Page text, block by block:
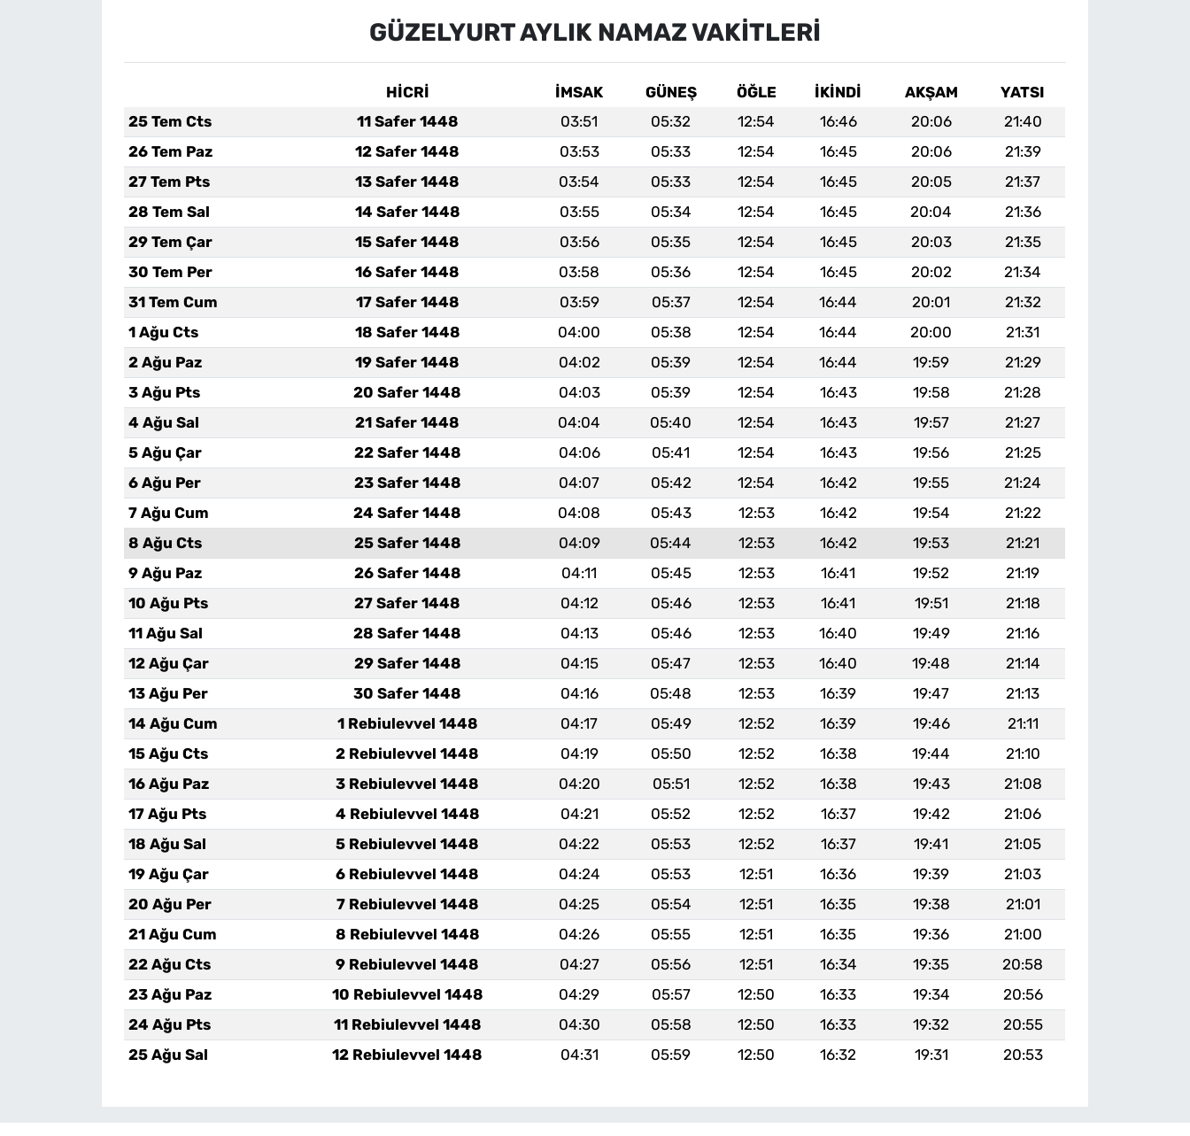
GÜZELYURT AYLIK NAMAZ VAKITLERI
HİCRİ İMSAK GÜNEŞ ÖĞLE İKINDI AKŞAM
YATSI
25 Tem Cts
11 Safer 1448 03:51 05:32 12:54 16:46 20:06
21:40
26 Tem Paz
12 Safer 1448 03:53 05:33 12:54 16:45 20:06
21:39
27 Tem Pts
13 Safer 1448 03:54 05:33 12:54 16:45 20:05
21:37
28 Tem Sal
14 Safer 1448 03:55 05:34 12:54 16:45 20:04
21:36
29 Tem Çar
15 Safer 1448 03:56 05:35 12:54 16:45 20:03
21:35
30 Tem Per
16 Safer 1448 03:58 05:36 12:54 16:45 20:02
21:34
31 Tem Cum
17 Safer 1448 03:59 05:37 12:54 16:44 20:01
21:32
1 Ağu Cts
18 Safer 1448 04:00 05:38 12:54 16:44 20:00
21:31
2 Ağu Paz
19 Safer 1448 04:02 05:39 12:54 16:44 19:59
21:29
3 Ağu Pts
20 Safer 1448 04:03 05:39 12:54 16:43 19:58
21:28
4 Ağu Sal
21 Safer 1448 04:04 05:40 12:54 16:43 19:57
21:27
5 Ağu Çar
22 Safer 1448 04:06 05:41 12:54 16:43 19:56
21:25
6 Ağu Per
23 Safer 1448 04:07 05:42 12:54 16:42 19:55
21:24
7 Ağu Cum
24 Safer 1448 04:08 05:43 12:53 16:42 19:54
21:22
8 Ağu Cts
25 Safer 1448 04:09 05:44 12:53 16:42 19:53
21:21
9 Ağu Paz
26 Safer 1448 04:11 05:45 12:53 16:41 19:52
21:19
10 Ağu Pts
27 Safer 1448 04:12 05:46 12:53 16:41 19:51
21:18
11 Ağu Sal
28 Safer 1448 04:13 05:46 12:53 16:40 19:49
21:16
12 Ağu Çar
29 Safer 1448 04:15 05:47 12:53 16:40 19:48
21:14
13 Ağu Per
30 Safer 1448 04:16 05:48 12:53 16:39 19:47
21:13
14 Ağu Cum
1 Rebiulevvel 1448 04:17 05:49 12:52 16:39 19:46
21:11
15 Ağu Cts
2 Rebiulevvel 1448 04:19 05:50 12:52 16:38 19:44
21:10
16 Ağu Paz
3 Rebiulevvel 1448 04:20 05:51 12:52 16:38 19:43
21:08
17 Ağu Pts
4 Rebiulevvel 1448 04:21 05:52 12:52 16:37 19:42
21:06
18 Ağu Sal
5 Rebiulevvel 1448 04:22 05:53 12:52 16:37 19:41
21:05
19 Ağu Çar
6 Rebiulevvel 1448 04:24 05:53 12:51 16:36 19:39
21:03
20 Ağu Per
7 Rebiulevvel 1448 04:25 05:54 12:51 16:35 19:38
21:01
21 Ağu Cum
8 Rebiulevvel 1448 04:26 05:55 12:51 16:35 19:36
21:00
22 Ağu Cts
9 Rebiulevvel 1448 04:27 05:56 12:51 16:34 19:35
20:58
23 Ağu Paz
10 Rebiulevvel 1448 04:29 05:57 12:50 16:33 19:34
20:56
24 Ağu Pts
11 Rebiulevvel 1448 04:30 05:58 12:50 16:33 19:32
20:55
25 Ağu Sal
12 Rebiulevvel 1448 04:31 05:59 12:50 16:32 19:31 20:53